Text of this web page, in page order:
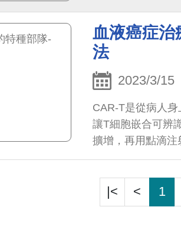
血液癌症治
法
2023/3/15
CAR-T是從病人
讓T細胞嵌合可辨
擴增，再用點滴注
|< < 1